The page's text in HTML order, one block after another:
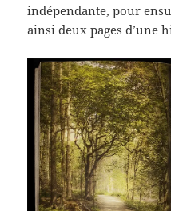
indépendante, pour
ainsi deux pages d’une